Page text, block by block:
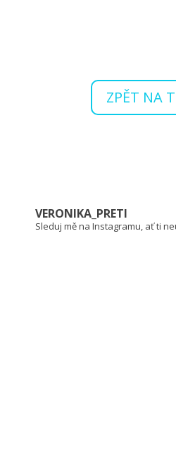
ZPĚT NA
VERONIKA_PRETI
Sleduj mě na Instagramu, ať ti